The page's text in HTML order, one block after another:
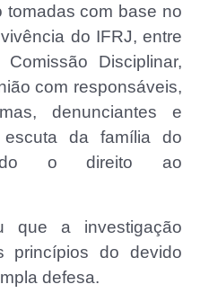
tomadas com base no
do IFRJ, entre
Disciplinar,
com responsáveis,
denunciantes e
da família do
o direito ao
que a investigação
princípios do devido
defesa.